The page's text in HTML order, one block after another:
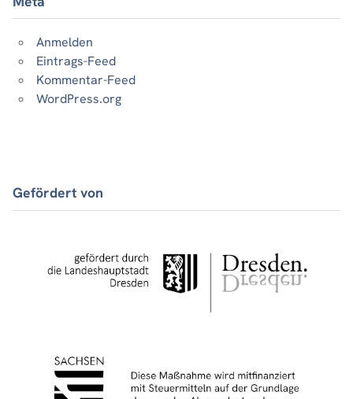
Anmelden
Eintrags-Feed
Kommentar-Feed
WordPress.org
Gefördert von